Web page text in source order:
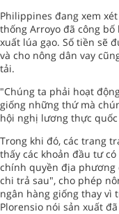
Philippines đang xem
thống Arroyo đã công bố
xuất lúa gạo. Số tiền sẽ
và cho nông dân vay
tải.
"Chúng ta phải hoạt
giống những thứ mà
hội nghị lương thực
Trong khi đó, các trang
thấy các khoản đầu tư
chính quyền địa
chi trả sau", cho phép
ngân hàng giống thay vì
Plorensio nói sản xuất